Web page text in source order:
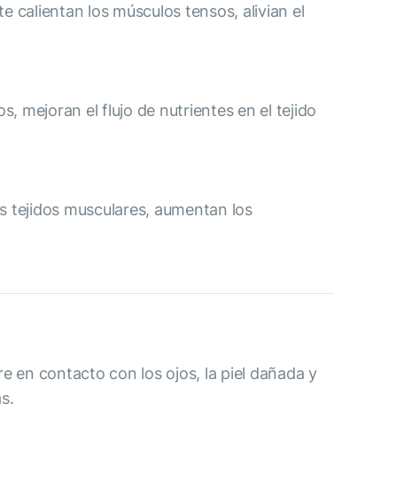
calientan los músculos tensos, alivian el
mejoran el flujo de nutrientes en el tejido
tejidos musculares, aumentan los
en contacto con los ojos, la piel dañada y